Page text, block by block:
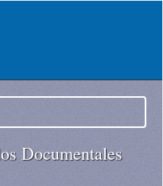
Documentales